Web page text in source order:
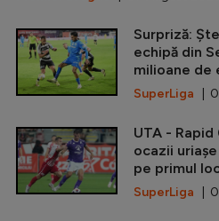
Surpriză:
echipă din
milioane de
SuperLiga |
UTA -
ocazii
pe primul
SuperLiga |